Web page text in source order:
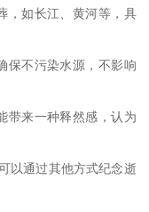
，如长江、黄河等，具
保不污染水源，不影响
带来一种释然感，认为
以通过其他方式纪念逝